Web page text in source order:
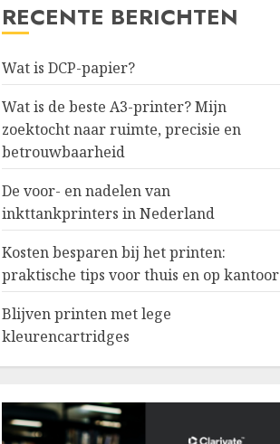
RECENTE BERICHTEN
Wat is DCP-papier?
Wat is de beste A3-printer? Mijn
zoektocht naar ruimte, precisie en
betrouwbaarheid
De voor- en nadelen van
inkttankprinters in Nederland
Kosten besparen bij het printen:
praktische tips voor thuis en op kantoor
Blijven printen met lege
kleurencartridges